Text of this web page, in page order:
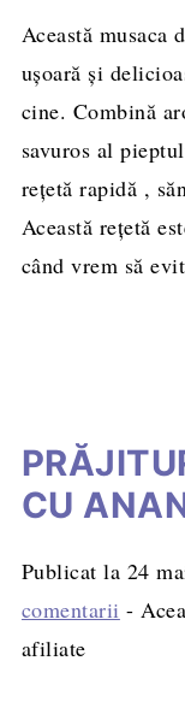
Această musaca
ușoară și
cine. Combină
savuros al
rețetă rapidă ,
Această rețetă
când vrem să
CU
Publicat la 24
comentarii -
afiliate